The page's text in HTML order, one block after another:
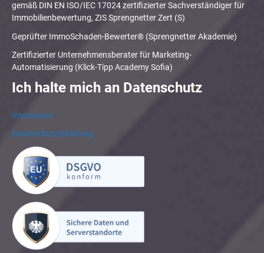
gemäß DIN EN ISO/IEC 17024 zertifizierter Sachverständiger für
Immobilienbewertung, ZIS Sprengnetter Zert (S)
Geprüfter ImmoSchaden-Bewerter® (Sprengnetter Akademie)
Zertifizierter Unternehmensberater für Marketing-
Automatisierung (Klick-Tipp Academy Sofia)
Ich halte mich an Datenschutz
Impressum
Datenschutzerklärung